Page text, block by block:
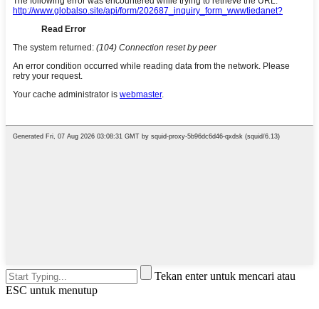
Tekan enter untuk mencari atau
ESC untuk menutup